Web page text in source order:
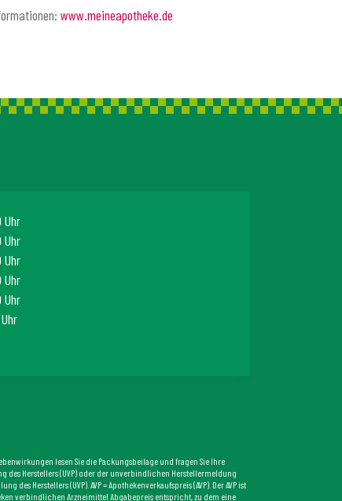
www.meineapotheke.de
Uhr
Uhr
Uhr
Uhr
Uhr
lesen Sie die Packungsbeilage und fragen Sie Ihre
des Herstellers (UVP) oder der unverbindlichen Herstellermeldung
Herstellers (UVP). AVP = Apothekenverkaufspreis (AVP). Der AVP ist
verbindlichen Arzneimittel Abgabepreis entspricht, zu dem eine